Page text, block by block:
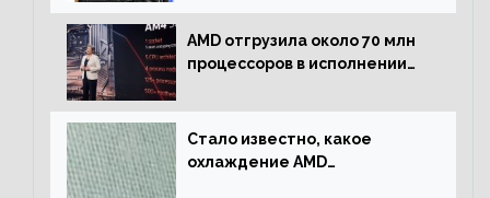
включая модели Taichi
AMD отгрузила около 70 млн
процессоров в исполнении
Стало известно, какое
охлаждение AMD